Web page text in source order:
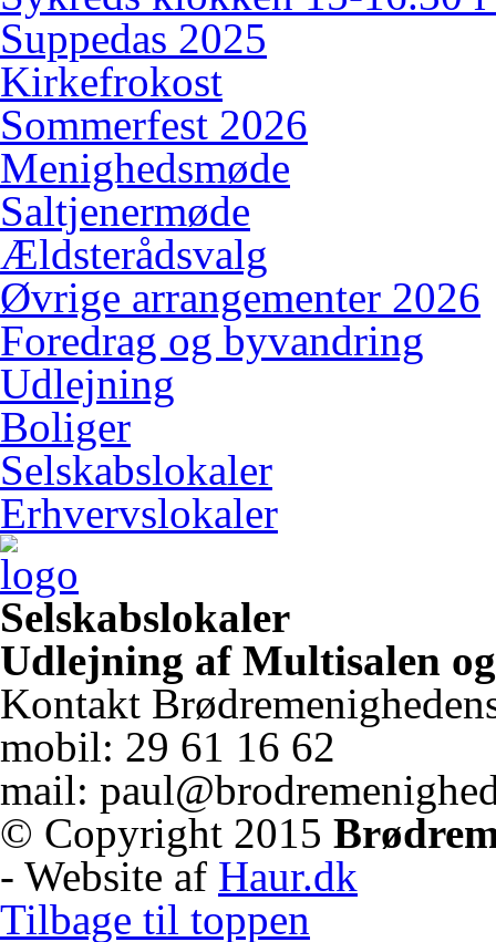
Suppedas 2025
Kirkefrokost
Sommerfest 2026
Menighedsmøde
Saltjenermøde
Ældsterådsvalg
Øvrige arrangementer 2026
Foredrag og byvandring
Udlejning
Boliger
Selskabslokaler
Erhvervslokaler
Selskabslokaler
Udlejning af Multisalen
Kontakt
mobil: 29 61 16 62
mail:
© Copyright 2015
- Website af Haur.dk
Tilbage til toppen